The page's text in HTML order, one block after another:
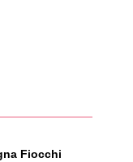
Fiocchi